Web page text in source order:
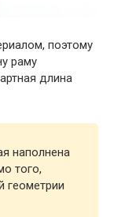
поэтому
раму
длина
наполнена
того,
геометрии